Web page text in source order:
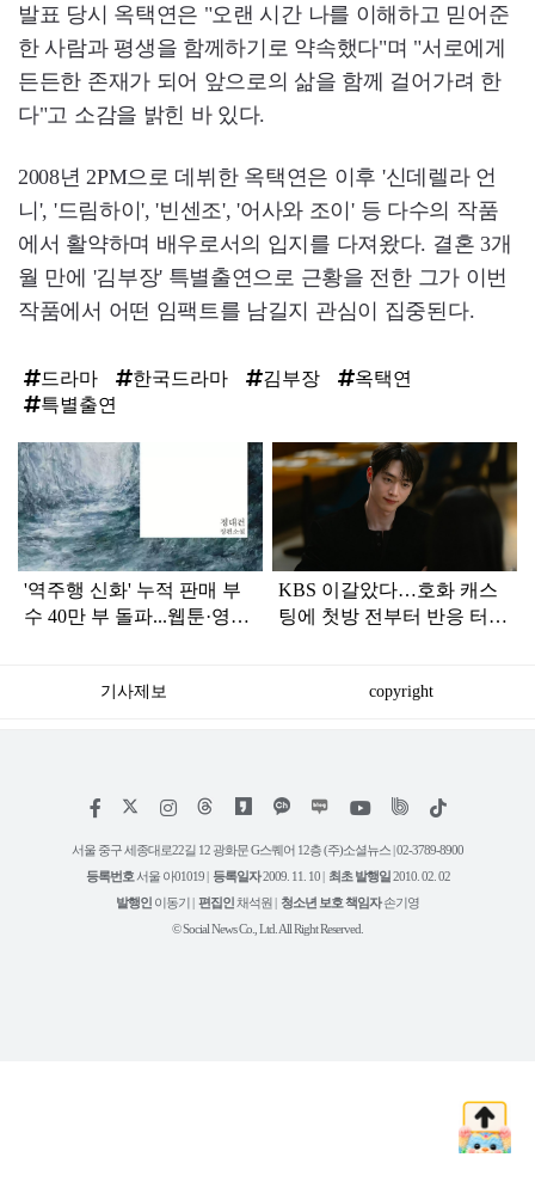
발표 당시 옥택연은 "오랜 시간 나를 이해하고 믿어준
한 사람과 평생을 함께하기로 약속했다"며 "서로에게
든든한 존재가 되어 앞으로의 삶을 함께 걸어가려 한
다"고 소감을 밝힌 바 있다.
2008년 2PM으로 데뷔한 옥택연은 이후 '신데렐라 언
니', '드림하이', '빈센조', '어사와 조이' 등 다수의 작품
에서 활약하며 배우로서의 입지를 다져왔다. 결혼 3개
월 만에 '김부장' 특별출연으로 근황을 전한 그가 이번
작품에서 어떤 임팩트를 남길지 관심이 집중된다.
드라마 한국드라마 김부장
옥택연
특별출연
탑
라
인
'역주행 신화' 누적 판매 부
수 40만 부 돌파...웹툰·영상
KBS 이갈았다…호화 캐스
팅에 첫방 전부터 반응 터진
기사제보 copyright
페
스
인
타
램
위
트
유
튜
틱
서울 중구 세종대로22길 12 광화문 G스퀘어 12층 (주)소셜뉴스 | 02-3789-8900
등록번호 서울 아01019 | 등록일자2009. 11. 10 | 최초 발행일 2010. 02. 02
발행인 이동기 | 편집인 채석원 | 청소년 보호 책임자손기영
© Social News Co., Ltd. All Right Reserved.